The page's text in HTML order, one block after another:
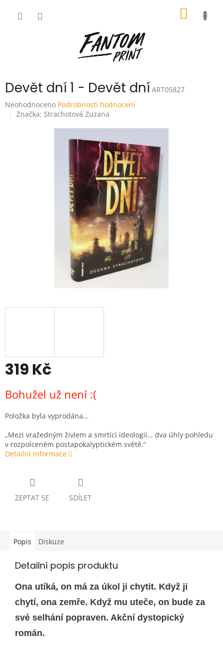
Devět dní 1 - Devět dní ART05827
Průměrné
hodnocení
Neohodnoceno Podrobnosti hodnocení
Značka: Strachotová Zuzana
319 Kč
cena:
Bohužel už není :(
Položka byla vyprodána…
„Mezi vražedným živlem a smrtící ideologií… dva úhly pohledu
v rozpolceném postapokalyptickém světě.“
Detailní informace
ZEPTAT SE SDÍLET
Popis Diskuze
Detailní popis produktu
Ona utíká, on má za úkol ji chytit. Když ji
chytí, ona zemře. Když mu uteče, on bude za
své selhání popraven. Akční dystopický
román.